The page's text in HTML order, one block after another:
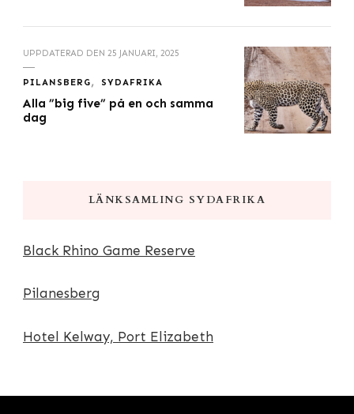
UPPDATERAD DEN 25 JANUARI, 2025
PILANSBERG SYDAFRIKA
Alla ”big five” på en och samma
dag
LÄNKSAMLING SYDAFRIKA
Black Rhino Game Reserve
Pilanesberg
Hotel Kelway, Port Elizabeth